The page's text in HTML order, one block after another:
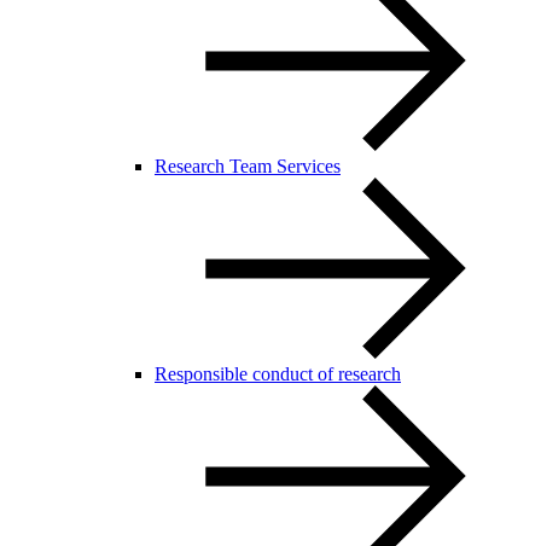
Research Team Services
Responsible conduct of research